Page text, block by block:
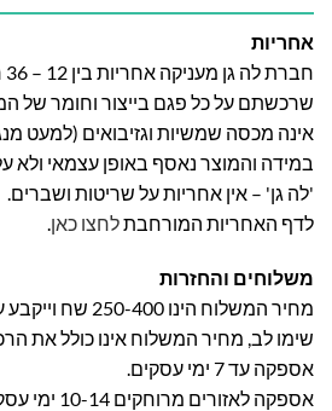
אחריות
שרכשתם על כל פגם בייצור וחומר של
אינה מכסה שמשיות וגזיבואים (למעט
במידה והמוצר נאסף באופן עצמאי ולא
'לה גן' – אין אחריות על שריטות ושברים.
לדף האחריות המורחבתלחצו כאן.
משלוחים והחזרות
מחיר המשלוח הינו 250-400 שח וייקבע על פי אזור מגוריכם.
שימו לב, מחיר המשלוח אינו כולל את
אספקה עד 7 ימי עסקים.
אספקה לאזורים מרוחקים 10-14 ימי עסקים